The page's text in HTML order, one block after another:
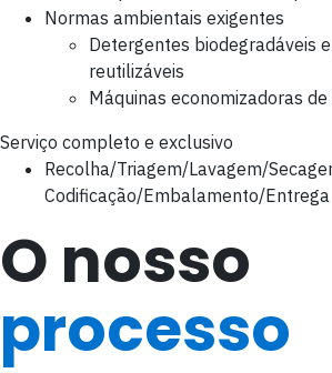
Normas ambientais exigentes
Detergentes biodegradáveis
reutilizáveis
Máquinas economizadoras
Serviço completo e exclusivo
Recolha/Triagem/Lavagem/
Codificação/Embalamento/Entrega
O nosso
processo